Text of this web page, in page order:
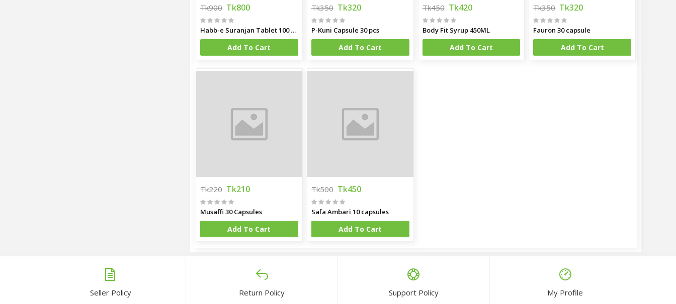
Tk900 Tk800
Habb-e Suranjan Tablet 100 pcs
Add To Cart
Tk350 Tk320
P-Kuni Capsule 30 pcs
Add To Cart
Tk450 Tk420
Body Fit Syrup 450ML
Add To Cart
Tk350 Tk320
Fauron 30 capsule
Add To Cart
Tk220 Tk210
Musaffi 30 Capsules
Add To Cart
Tk500 Tk450
Safa Ambari 10 capsules
Add To Cart
Seller Policy Return Policy Support Policy My Profile